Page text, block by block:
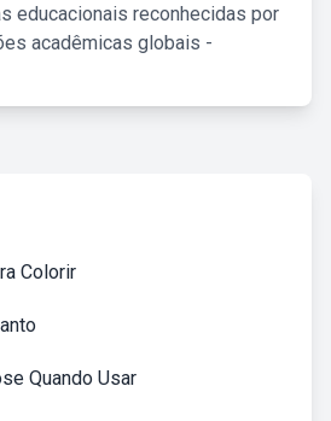
educacionais reconhecidas por
acadêmicas globais -
Colorir
Quando Usar